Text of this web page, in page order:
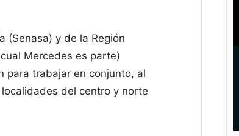
(Senasa) y de la Región
Mercedes es parte)
para trabajar en conjunto, al
del centro y norte